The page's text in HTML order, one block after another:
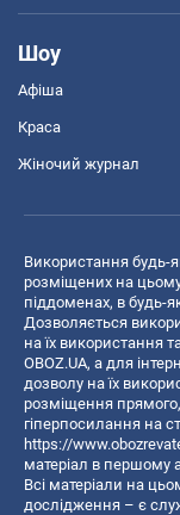
Шоу
Афіша
Краса
Жіночий журнал
Використання будь-
розміщених на
піддоменах, в будь-
Дозволяється
на їх використання
OBOZ.UA, а для
дозволу на їх
розміщення
гіперпосилання на
https://
матеріал в першому
Всі матеріали на
дослідження – є